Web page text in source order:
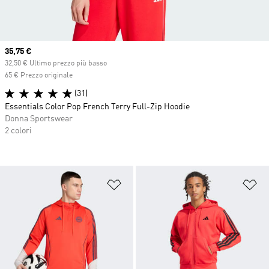
Aggiungi alla lista dei desideri
Current price
35,75 €
32,50 € Ultimo prezzo più basso
65 € Prezzo originale
(31)
Essentials Color Pop French Terry Full-Zip Hoodie
Donna Sportswear
2 colori